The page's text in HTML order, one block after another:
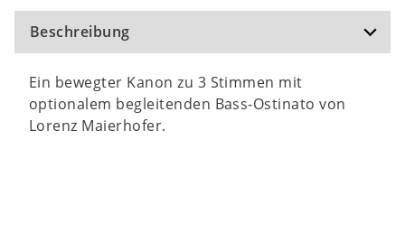
Beschreibung
Ein bewegter Kanon zu 3 Stimmen mit
optionalem begleitenden Bass-Ostinato von
Lorenz Maierhofer.